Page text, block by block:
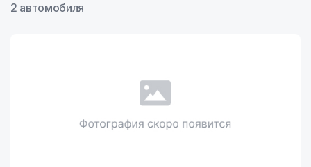
2 автомобиля